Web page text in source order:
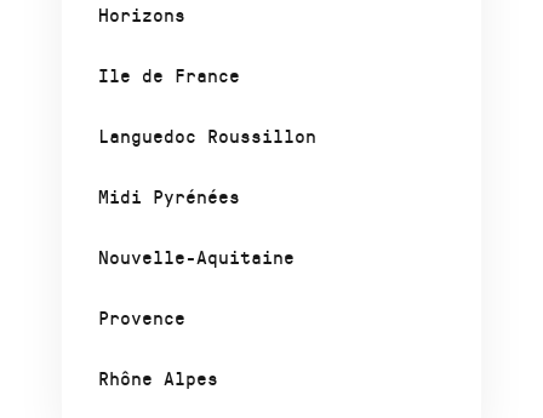
Horizons
Ile de France
Languedoc Roussillon
Midi Pyrénées
Nouvelle-Aquitaine
Provence
Rhône Alpes